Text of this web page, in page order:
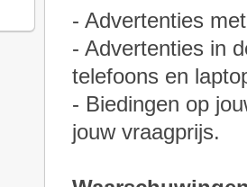
- Advertenties
- Advertenties in
telefoons en
- Biedingen op
jouw vraagprijs.